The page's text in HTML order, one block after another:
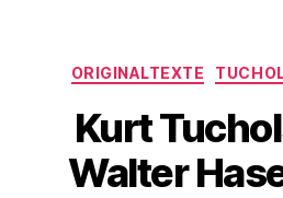
ORIGINALTEXTE
Kurt
Walter